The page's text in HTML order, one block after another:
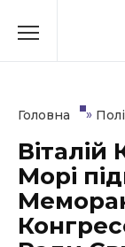
до
Культура
Освіта
Головна »
Морі